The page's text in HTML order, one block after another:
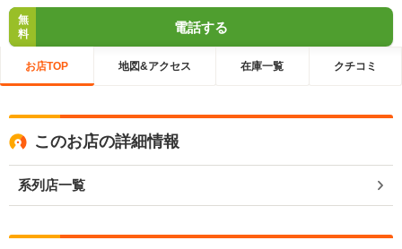
無
料
電話する
お店TOP 地図&アクセス 在庫一覧 クチコミ
このお店の詳細情報
系列店一覧